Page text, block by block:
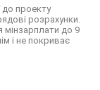
до проекту
розрахунки.
мінзарплати до 9
і не покриває